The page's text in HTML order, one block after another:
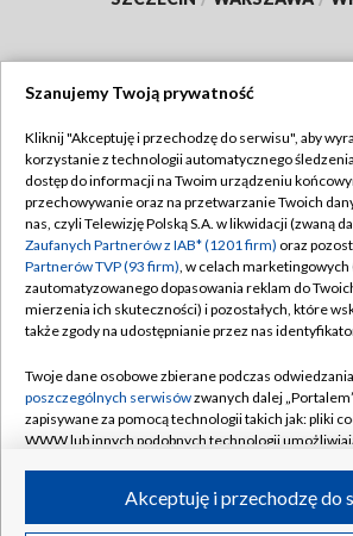
TVP
Abonament TVP
Emisja w TVP
Centrum informacji TVP
Naziemna Telewizja Cyfrowa
Rada Programowa
System NOS
Informacje o nadawcy
Program dla prasy
Regulamin TVP
Polityka
Moje zgody
Pomoc
Kontakt
Kanały
Szanujemy Twoją prywatność
Kliknij "Akceptuję i przechodzę do serwisu", aby
korzystanie z technologii automatycznego
dostęp do informacji na Twoim urządzeniu
przechowywanie oraz na przetwarzanie Twoich
nas, czyli Telewizję Polską S.A. w likwidacji (zwaną
Zaufanych Partnerów z IAB* (1201 firm) oraz
Partnerów TVP (93 firm), w celach marketingowych
zautomatyzowanego dopasowania reklam do
mierzenia ich skuteczności) i pozostałych, które
także zgody na udostępnianie przez nas
Twoje dane osobowe zbierane podczas
poszczególnych serwisówzwanych dalej
zapisywane za pomocą technologii takich jak: pliki
WWW lub innych podobnych technologii
ruchu w Internecie.Akceptuję i przechodzę do